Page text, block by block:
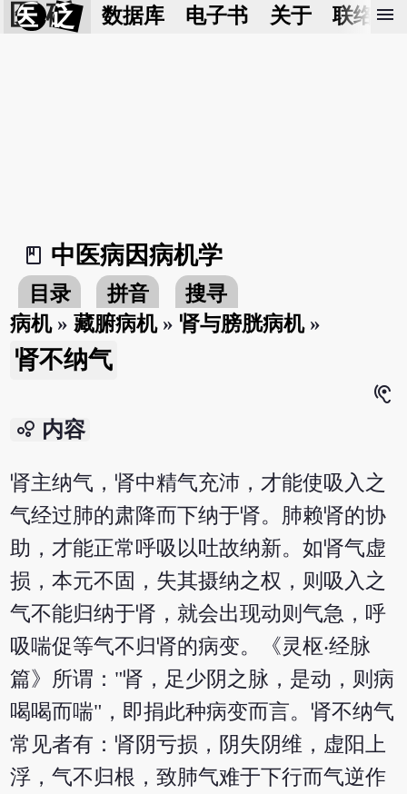
医 砭 数据库 电子书 关于 联络我
menu
book_2
中医病因病机学
目录 拼音
搜寻
病机»藏腑病机» 肾与膀胱病机»
肾不纳气
hearing
bubble_chart 内容
肾主纳气，肾中精气充沛，才能使吸入之
气经过肺的肃降而下纳于肾。肺赖肾的协
助，才能正常呼吸以吐故纳新。如肾气虚
损，本元不固，失其摄纳之权，则吸入之
气不能归纳于肾，就会出现动则气急，呼
吸喘促等气不归肾的病变。《灵枢‧经脉
篇》所谓："肾，足少阴之脉，是动，则病
喝喝而喘"，即捐此种病变而言。肾不纳气
常见者有：肾阴亏损，阴失阴维，虚阳上
浮，气不归根，致肺气难于下行而气逆作